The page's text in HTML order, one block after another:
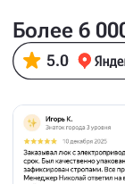
Более 6